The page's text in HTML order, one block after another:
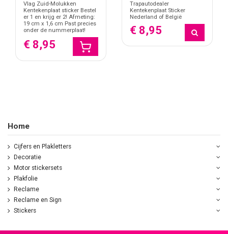
Vlag Zuid-Molukken
Kentekenplaat sticker Bestel
er 1 en krijg er 2! Afmeting:
19 cm x 1,6 cm Past precies
onder de nummerplaat!
€ 8,95
Trapautodealer
Kentekenplaat Sticker
Nederland of België
€ 8,95
Home
Cijfers en Plakletters
Decoratie
Motor stickersets
Plakfolie
Reclame
Reclame en Sign
Stickers